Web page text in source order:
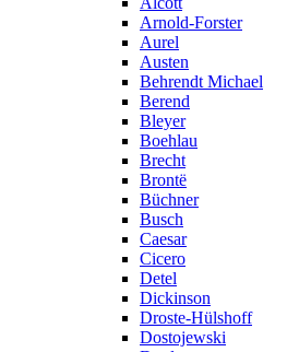
Arnold-Forster
Aurel
Austen
Behrendt Michael
Berend
Bleyer
Boehlau
Brecht
Brontë
Büchner
Busch
Caesar
Cicero
Detel
Dickinson
Droste-Hülshoff
Dostojewski